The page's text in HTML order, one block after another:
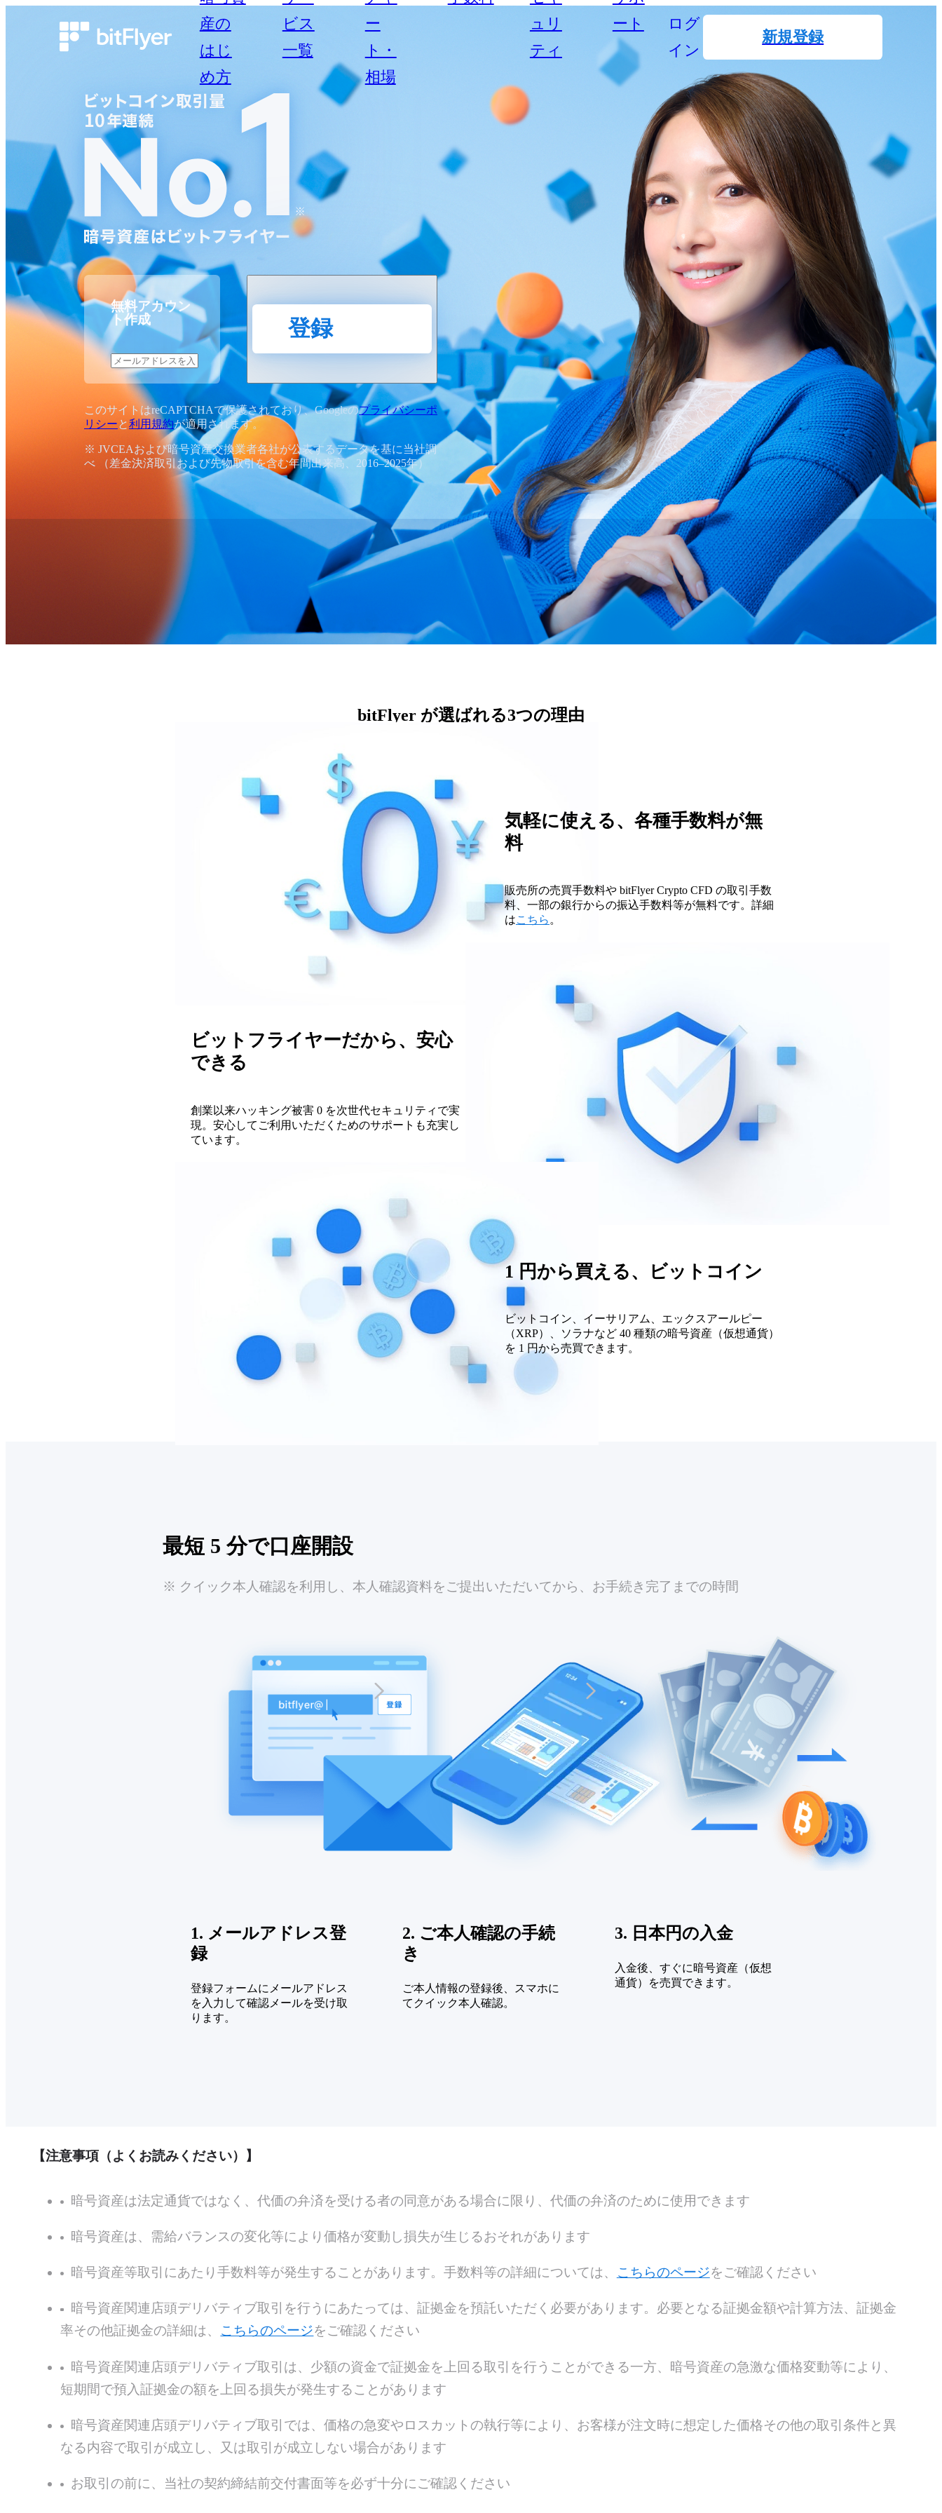
産の
はじ
め方
ビス
一覧
ー
ト・
相場
ュリ
ティ
ート
ログ
イン
新規登録
無料アカウン
ト作成
登録
このサイトはreCAPTCHAで保護されており、Googleのプライバシーポ
リシーと利用規約が適用されます。
※ JVCEAおよび暗号資産交換業者各社が公表するデータを基に当社調
べ （差金決済取引および先物取引を含む年間出来高、2016–2025年）
bitFlyer が選ばれる3つの理由
気軽に使える、各種手数料が無
料
販売所の売買手数料や bitFlyer Crypto CFD の取引手数
料、一部の銀行からの振込手数料等が無料です。詳細
はこちら 。
ビットフライヤーだから、安心
できる
創業以来ハッキング被害 0 を次世代セキュリティで実
現。安心してご利用いただくためのサポートも充実し
ています。
1 円から買える、ビットコイン
ビットコイン、イーサリアム、エックスアールピー
（XRP）、ソラナなど 40 種類の暗号資産（仮想通貨）
を 1 円から売買できます。
最短 5 分で口座開設
※ クイック本人確認を利用し、本人確認資料をご提出いただいてから、お手続き完了までの時間
1. メールアドレス登
録
登録フォームにメールアドレス
を入力して確認メールを受け取
ります。
2. ご本人確認の手続
き
ご本人情報の登録後、スマホに
てクイック本人確認。
3. 日本円の入金
入金後、すぐに暗号資産（仮想
通貨）を売買できます。
【注意事項（よくお読みください）】
暗号資産は法定通貨ではなく、代価の弁済を受ける者の同意がある場合に限り、代価の弁済のために使用できます
暗号資産は、需給バランスの変化等により価格が変動し損失が生じるおそれがあります
暗号資産等取引にあたり手数料等が発生することがあります。手数料等の詳細については、 こちらのページをご確認ください
暗号資産関連店頭デリバティブ取引を行うにあたっては、証拠金を預託いただく必要があります。必要となる証拠金額や計算方法、証拠金
率その他証拠金の詳細は、 こちらのページをご確認ください
暗号資産関連店頭デリバティブ取引は、少額の資金で証拠金を上回る取引を行うことができる一方、暗号資産の急激な価格変動等により、
短期間で預入証拠金の額を上回る損失が発生することがあります
暗号資産関連店頭デリバティブ取引では、価格の急変やロスカットの執行等により、お客様が注文時に想定した価格その他の取引条件と異
なる内容で取引が成立し、又は取引が成立しない場合があります
お取引の前に、当社の契約締結前交付書⾯等を必ず十分にご確認ください